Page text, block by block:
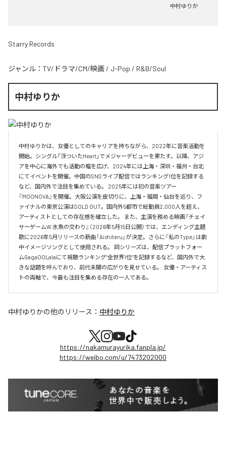
中村ゆりか
Starry Records
ジャンル： TV/ドラマ/CM/映画 / J-Pop / R&B/Soul
中村ゆりか
中村ゆりかは、女優としてのキャリアを持ちながら、2022年に音楽活動を
開始。シングル「浮ついたHeart」でメジャーデビューを果たす。以降、アジ
アを中心に海外でも活動の幅を広げ、2024年には上海・深圳・福州・台北
にてイベントを開催。中国のSNSライブ配信ではランキング1位を記録する
など、国内外で注目を集めている。 2025年には初の音楽ツアー
『MOONOVA』を開催。大阪公演を皮切りに、上海・福岡・仙台を巡り、フ
ァイナルの東京公演はSOLD OUT。国内外5都市で総動員2,000人を超え、
アーティストとしての存在感を確立した。 また、主演を務める映画『チェイ
サーゲームW 水魚の交わり』（2026年5月15日公開）では、エンディング主題
歌に2026年5月リリースの新曲『Aishiteru』が決定。さらに『私のType』は劇
中イメージソングとして使用される。 同シリーズは、配信プラットフォー
ムGagaOOLalaにて視聴ランキング“全世界1位”を記録するなど、国内外で大
きな話題を呼んでおり、前代未聞の広がりを見せている。 女優・アーティス
トの両軸で、今最も注目を集める存在の一人である。
中村ゆりかの他のリリース： 中村ゆりか
https://nakamurayurika.fanpla.jp/
https://weibo.com/u/7473202000